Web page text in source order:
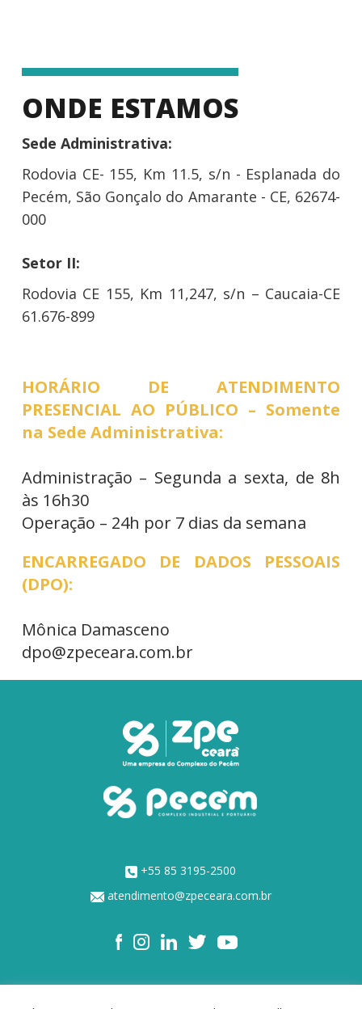
ONDE ESTAMOS
Sede Administrativa:
Rodovia CE- 155, Km 11.5, s/n - Esplanada do
Pecém, São Gonçalo do Amarante - CE, 62674-
000
Setor II:
Rodovia CE 155, Km 11,247, s/n – Caucaia-CE
61.676-899
HORÁRIO DE ATENDIMENTO
PRESENCIAL AO PÚBLICO – Somente
na Sede Administrativa:
Administração – Segunda a sexta, de 8h
às 16h30
Operação – 24h por 7 dias da semana
ENCARREGADO DE DADOS PESSOAIS
(DPO):
Mônica Damasceno
dpo@zpeceara.com.br
+55 85 3195-2500
atendimento@zpeceara.com.br
NOSSOS ACIONISTAS